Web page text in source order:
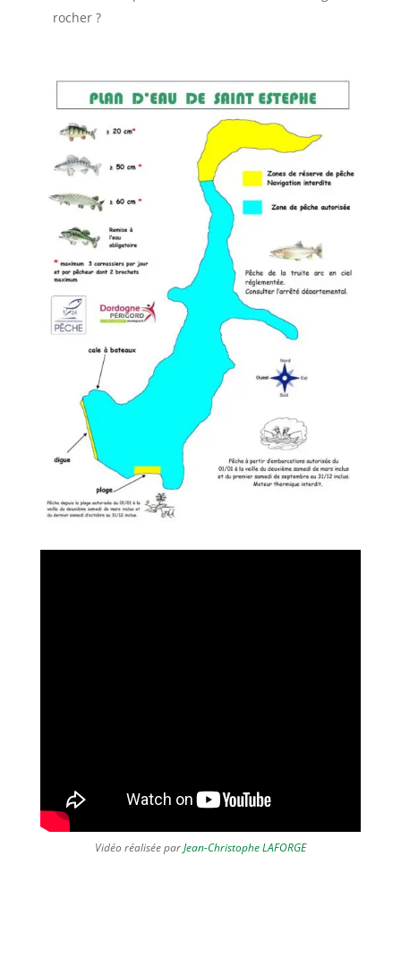
rocher ?
Vidéo réalisée parJean-Christophe LAFORGE